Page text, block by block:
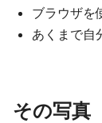
ブラウザを
あくまで自
その写真